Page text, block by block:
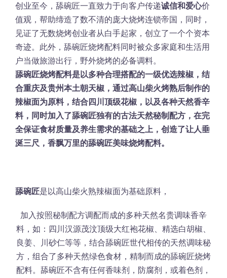
创业至今，舔碗匠一直致力于向客户传递诚信和爱心价
值观，帮助缔造了数不清的庞大烧烤连锁帝国，同时，
见证了无数烧烤创业者从白手起家，创立了一个个资本
奇迹。此外，舔碗匠烧烤配料同时被众多家庭和生活用
户当做旅游出行，野外烧烤的必备调料。
舔碗匠烧烤配料是以多种合理搭配的一级优选辣椒，结
合重庆及贵州本土朝天椒，通过高山柴火烤熟后制作的
辣椒面为原料，结合四川顶级花椒，以及各种天然香辛
料，同时加入了舔碗匠独有的古法天然秘制配方，在完
全保证食材质量及养生需求的基础之上，创造了让人垂
涎三尺，香飘万里的舔碗匠美味烧烤配料。
舔碗匠是以高山柴火熟辣椒面为基础原料，
加入按照秘制配方调配而成的多种天然名贵调味香辛
料，如：四川汉源茂汶顶级大红袍花椒、精选白胡椒、
良姜、川砂仁等等，结合舔碗匠世代相传的天然调味秘
方，组合了多种天然绿色食材，精制而成的舔碗匠烧烤
配料。舔碗匠不含有任何香味剂，防腐剂，或着色剂，